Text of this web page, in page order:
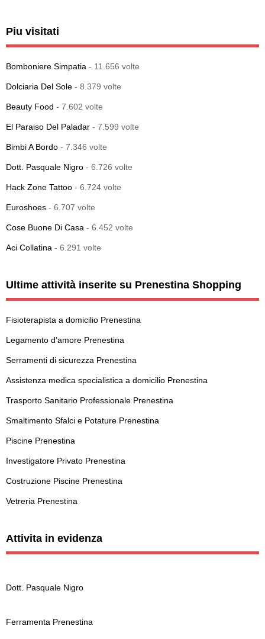
Piu visitati
Bomboniere Simpatia - 11.656 volte
Dolciaria Del Sole - 8.379 volte
Beauty Food - 7.602 volte
El Paraiso Del Paladar - 7.599 volte
Bimbi A Bordo - 7.346 volte
Dott. Pasquale Nigro - 6.726 volte
Hack Zone Tattoo - 6.724 volte
Euroshoes - 6.707 volte
Cose Buone Di Casa - 6.452 volte
Aci Collatina - 6.291 volte
Ultime attività inserite su Prenestina Shopping
Fisioterapista a domicilio Prenestina
Legamento d’amore Prenestina
Serramenti di sicurezza Prenestina
Assistenza medica specialistica a domicilio Prenestina
Trasporto Sanitario Professionale Prenestina
Smaltimento Sfalci e Potature Prenestina
Piscine Prenestina
Investigatore Privato Prenestina
Costruzione Piscine Prenestina
Vetreria Prenestina
Attivita in evidenza
Dott. Pasquale Nigro
Ferramenta Prenestina